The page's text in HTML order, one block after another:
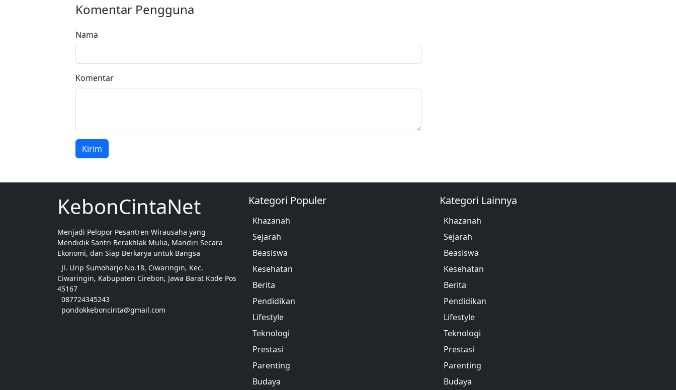
Komentar Pengguna
Nama
Komentar
Kirim
KebonCintaNet
Menjadi Pelopor Pesantren Wirausaha yang
Mendidik Santri Berakhlak Mulia, Mandiri Secara
Ekonomi, dan Siap Berkarya untuk Bangsa
Jl. Urip Sumoharjo No.18, Ciwaringin, Kec.
Ciwaringin, Kabupaten Cirebon, Jawa Barat Kode Pos
45167
087724345243
pondokkeboncinta@gmail.com
Kategori Populer
Khazanah
Sejarah
Beasiswa
Kesehatan
Berita
Pendidikan
Lifestyle
Teknologi
Prestasi
Parenting
Budaya
Kategori Lainnya
Khazanah
Sejarah
Beasiswa
Kesehatan
Berita
Pendidikan
Lifestyle
Teknologi
Prestasi
Parenting
Budaya